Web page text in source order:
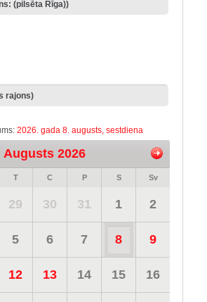
2026. gada 8. augusts, sestdiena
Augusts 2026
T C P S Sv
29 30 31 1 2
5 6 7 8 9
12 13 14 15 16